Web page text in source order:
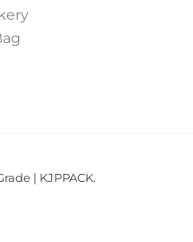
| KJPPACK.